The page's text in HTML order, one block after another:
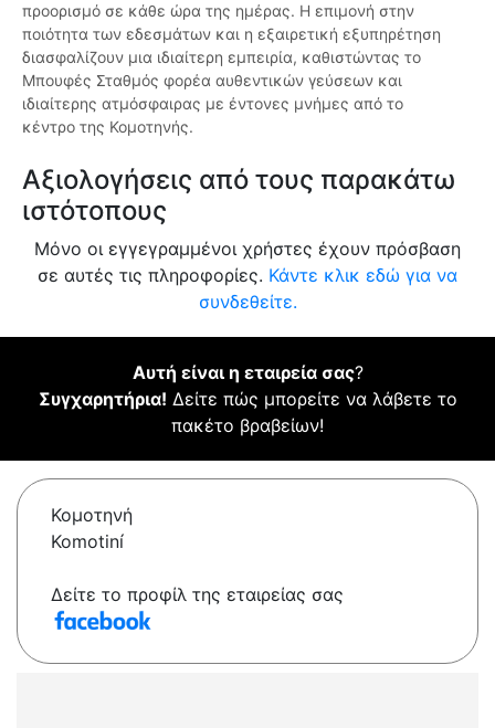
προορισμό σε κάθε ώρα της ημέρας. Η επιμονή στην
ποιότητα των εδεσμάτων και η εξαιρετική εξυπηρέτηση
διασφαλίζουν μια ιδιαίτερη εμπειρία, καθιστώντας το
Μπουφές Σταθμός φορέα αυθεντικών γεύσεων και
ιδιαίτερης ατμόσφαιρας με έντονες μνήμες από το
κέντρο της Κομοτηνής.
Αξιολογήσεις από τους παρακάτω
ιστότοπους
Μόνο οι εγγεγραμμένοι χρήστες έχουν πρόσβαση
σε αυτές τις πληροφορίες. Κάντε κλικ εδώ για να
συνδεθείτε.
Αυτή είναι η εταιρεία σας?
Συγχαρητήρια! Δείτε πώς μπορείτε να λάβετε το
πακέτο βραβείων!
Κομοτηνή
Komotiní
Δείτε το προφίλ της εταιρείας σας